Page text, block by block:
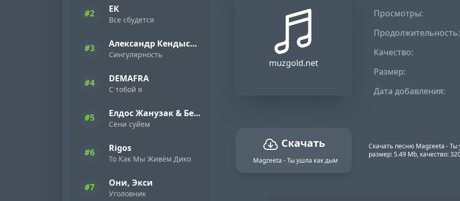
#2 ЕК
Все сбудется
#3 Александр Кендысь & W.J.Rec
Сингулярность
#4 DEMAFRA
С тобой я
#5 Елдос Жанузак & Бейбарыс Садык
Сени суйем
#6 Rigos
То Как Мы Живём Дико
#7 Они, Экси
Уголовник
muzgold.net
Просмотры:
Продолжительность:
Качество:
Размер:
Дата добавления:
Скачать
Magzeeta - Ты ушла как дым
Скачать песню Magzeeta -
размер: 5.49 Mb, качество: